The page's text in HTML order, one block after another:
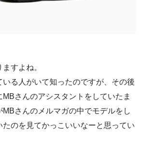
すよね。
いる人がいて知ったのですが、その後
さんのアシスタントをしていたま
MBさんのメルマガの中でモデルをし
たのを見てかっこいいなーと思ってい